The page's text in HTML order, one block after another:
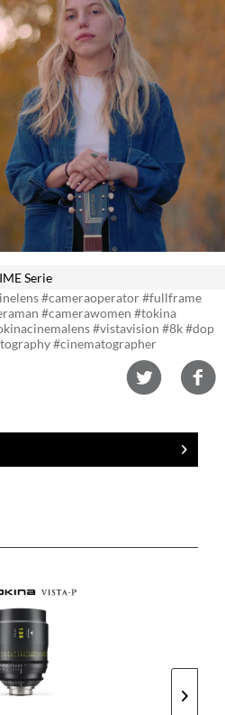
Serie
#cameraoperator #fullframe
#camerawomen #tokina
#vistavision #8k #dop
#cinematographer